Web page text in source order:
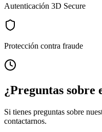
Autenticación 3D Secure
Protección contra fraude
¿Preguntas sobre
Si tienes preguntas sobre
contactarnos.